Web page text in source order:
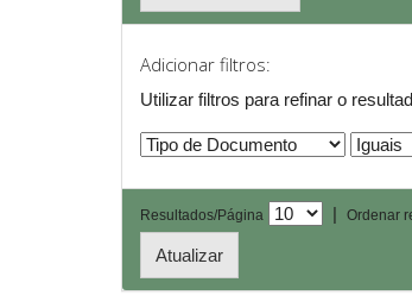
Adicionar filtros:
Utilizar filtros para refinar o
Resultados/Página | Ordenar